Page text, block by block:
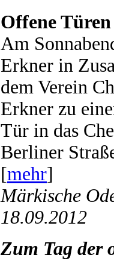
Offene
Am
Erkner in
dem Verein
Erkner zu
Tür in das
Berliner
[mehr]
Märkische
18.09.2012
Zum Tag der